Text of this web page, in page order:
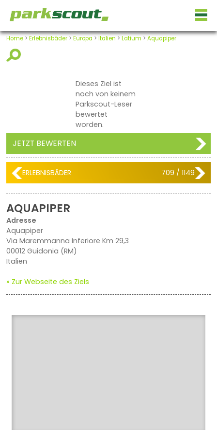
Home> Erlebnisbäder> Europa > Italien > Latium > Aquapiper
Dieses Ziel ist
noch von keinem
Parkscout-Leser
bewertet
worden.
JETZT BEWERTEN
ERLEBNISBÄDER 709 / 1149
AQUAPIPER
Adresse
Aquapiper
Via Maremmanna Inferiore Km 29,3
00012 Guidonia (RM)
Italien
» Zur Webseite des Ziels